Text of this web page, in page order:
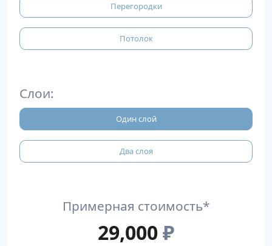
Перегородки
Потолок
Слои:
Один слой
Два слоя
Примерная стоимость*
29,000₽